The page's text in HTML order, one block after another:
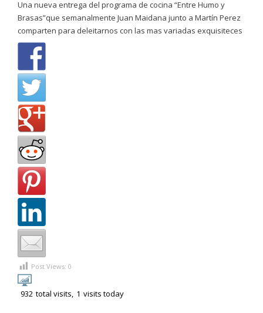
Una nueva entrega del programa de cocina “Entre Humo y
Brasas”que semanalmente Juan Maidana junto a Martín Perez
comparten para deleitarnos con las mas variadas exquisiteces
Post Views: 0
932 total visits, 1 visits today